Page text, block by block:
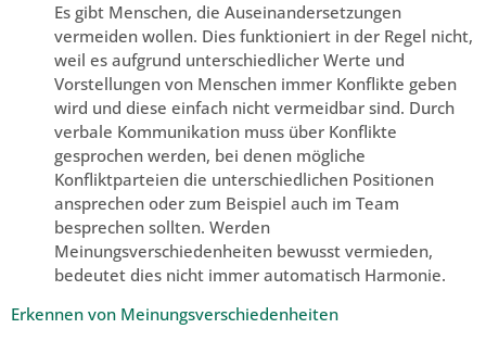
Es gibt Menschen, die Auseinandersetzungen
vermeiden wollen. Dies funktioniert in der Regel nicht,
weil es aufgrund unterschiedlicher Werte und
Vorstellungen von Menschen immer Konflikte geben
wird und diese einfach nicht vermeidbar sind. Durch
verbale Kommunikation muss über Konflikte
gesprochen werden, bei denen mögliche
Konfliktparteien die unterschiedlichen Positionen
ansprechen oder zum Beispiel auch im Team
besprechen sollten. Werden
Meinungsverschiedenheiten bewusst vermieden,
bedeutet dies nicht immer automatisch Harmonie.
Erkennen von Meinungsverschiedenheiten